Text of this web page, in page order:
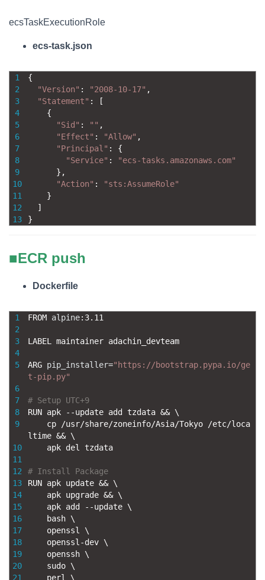
ecsTaskExecutionRole
ecs-task.json
1
2
3
4
5
6
7
8
9
10
11
12
13
{
"Version" : "2008-10-17" ,
"Statement" :
[
{
"Sid" : "" ,
"Effect" : "Allow" ,
"Principal" :
{
"Service" :
"ecs-tasks.amazonaws.com"
} ,
"Action" :
"sts:AssumeRole"
}
]
}
■ECR push
Dockerfile
1
2
3
4
5
6
7
8
9
10
11
12
13
14
15
16
17
18
19
20
21
FROM alpine: 3.11
LABEL maintainer adachin_devteam
ARG pip_installer="https://bootstrap.pypa.io/ge
t-pip.py"
# Setup UTC+9
RUN apk --update add tzdata && \
cp /usr/share/zoneinfo/Asia/Tokyo /etc/loca
ltime && \
apk del tzdata
# Install Package
RUN apk update && \
apk upgrade && \
apk add --update \
bash \
openssl
\
openssl-dev \
openssh \
sudo \
perl
\